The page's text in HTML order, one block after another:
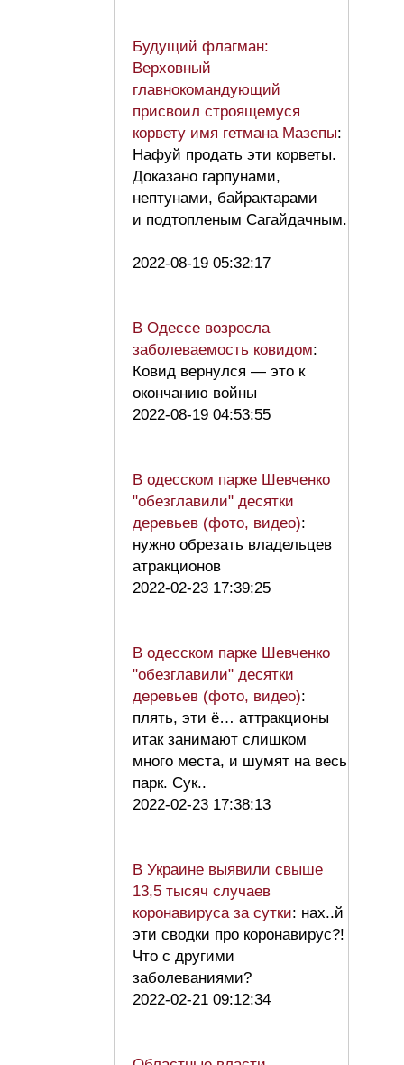
Будущий флагман:
Верховный
главнокомандующий
присвоил строящемуся
корвету имя гетмана Мазепы:
Нафуй продать эти корветы.
Доказано гарпунами,
нептунами, байрактарами
и подтопленым Сагайдачным.
2022-08-19 05:32:17
В Одессе возросла
заболеваемость ковидом:
Ковид вернулся — это к
окончанию войны
2022-08-19 04:53:55
В одесском парке Шевченко
"обезглавили" десятки
деревьев (фото, видео):
нужно обрезать владельцев
атракционов
2022-02-23 17:39:25
В одесском парке Шевченко
"обезглавили" десятки
деревьев (фото, видео):
плять, эти ё… аттракционы
итак занимают слишком
много места, и шумят на весь
парк. Сук..
2022-02-23 17:38:13
В Украине выявили свыше
13,5 тысяч случаев
коронавируса за сутки: нах..й
эти сводки про коронавирус?!
Что с другими
заболеваниями?
2022-02-21 09:12:34